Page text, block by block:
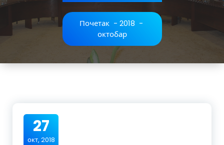
Почетак- 2018 -
октобар
27
окт, 2018